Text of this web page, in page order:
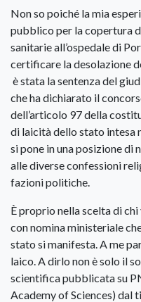
Non so poiché la mia
pubblico per la copertura
sanitarie all’ospedale di
certificare la desolazione
è stata la sentenza del
che ha dichiarato il
dell’articolo 97 della
di laicità dello stato intesa
si pone in una posizione di
alle diverse confessioni
fazioni politiche.
È proprio nella scelta di
con nomina ministeriale
stato si manifesta. A me
laico. A dirlo non è solo il
scientifica pubblicata su
Academy of Sciences) dal